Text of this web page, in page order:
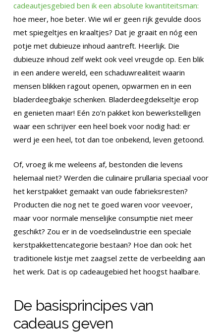
cadeautjesgebied ben ik een absolute kwantiteitsman:
hoe meer, hoe beter. Wie wil er geen rijk gevulde doos
met spiegeltjes en kraaltjes? Dat je graait en nóg een
potje met dubieuze inhoud aantreft. Heerlijk. Die
dubieuze inhoud zelf wekt ook veel vreugde op. Een blik
in een andere wereld, een schaduwrealiteit waarin
mensen blikken ragout openen, opwarmen en in een
bladerdeegbakje schenken. Bladerdeegdekseltje erop
en genieten maar! Eén zo’n pakket kon bewerkstelligen
waar een schrijver een heel boek voor nodig had: er
werd je een heel, tot dan toe onbekend, leven getoond.
Of, vroeg ik me weleens af, bestonden die levens
helemaal niet? Werden die culinaire prullaria speciaal voor
het kerstpakket gemaakt van oude fabrieksresten?
Producten die nog net te goed waren voor veevoer,
maar voor normale menselijke consumptie niet meer
geschikt? Zou er in de voedselindustrie een speciale
kerstpakkettencategorie bestaan? Hoe dan ook: het
traditionele kistje met zaagsel zette de verbeelding aan
het werk. Dat is op cadeaugebied het hoogst haalbare.
De basisprincipes van
cadeaus geven